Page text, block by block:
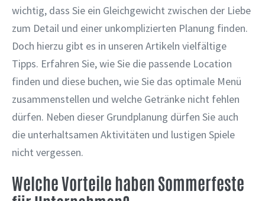
wichtig, dass Sie ein Gleichgewicht zwischen der Liebe
zum Detail und einer unkomplizierten Planung finden.
Doch hierzu gibt es in unseren Artikeln vielfältige
Tipps. Erfahren Sie, wie Sie die passende Location
finden und diese buchen, wie Sie das optimale Menü
zusammenstellen und welche Getränke nicht fehlen
dürfen. Neben dieser Grundplanung dürfen Sie auch
die unterhaltsamen Aktivitäten und lustigen Spiele
nicht vergessen.
Welche Vorteile haben Sommerfeste